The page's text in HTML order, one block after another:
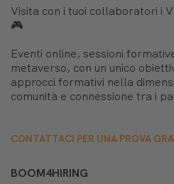
Visita con i tuoi collaboratori i
🎮
Eventi online, sessioni
metaverso, con un unico
approcci formativi nella
comunità e connessione tra i
CONTATTACI PER UNA PROVA
BOOM4HIRING